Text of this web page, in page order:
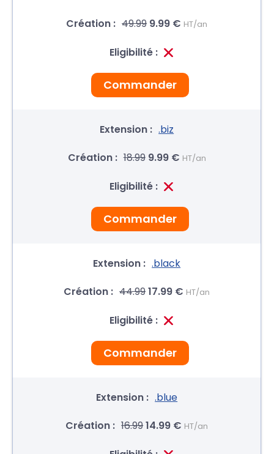
49.99 9.99 € HT/an
Commander
.biz
18.99 9.99 € HT/an
Commander
.black
44.9917.99 € HT/an
Commander
.blue
16.9914.99 € HT/an